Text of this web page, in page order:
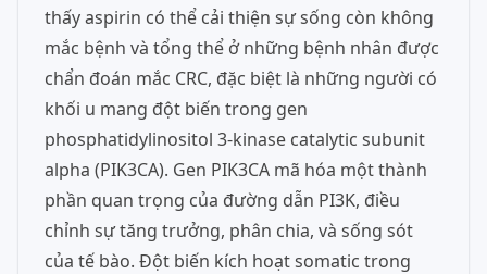
thấy aspirin có thể cải thiện sự sống còn không
mắc bệnh và tổng thể ở những bệnh nhân được
chẩn đoán mắc CRC, đặc biệt là những người có
khối u mang đột biến trong gen
phosphatidylinositol 3-kinase catalytic subunit
alpha (PIK3CA). Gen PIK3CA mã hóa một thành
phần quan trọng của đường dẫn PI3K, điều
chỉnh sự tăng trưởng, phân chia, và sống sót
của tế bào. Đột biến kích hoạt somatic trong